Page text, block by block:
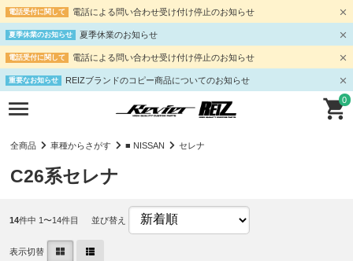
電話受付に関して 電話による問い合わせ受け付け停止のお知らせ
夏季休業のお知らせ 夏季休業のお知らせ
電話受付に関して 電話による問い合わせ受け付け停止のお知らせ
重要なお知らせ REIZブランドのコピー商品についてのお知らせ
0
全商品 車種からさがす ■ NISSAN セレナ
C26系セレナ
14件中 1〜14件目 並び替え
表示切替